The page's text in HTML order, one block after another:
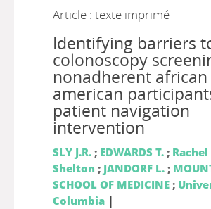
Article : texte imprimé
Identifying barriers
colonoscopy
nonadherent african
american
patient navigation
intervention
SLY J.R.; EDWARDS T.; Rachel
Shelton ; JANDORF L.;
SCHOOL OF MEDICINE;
Columbia |